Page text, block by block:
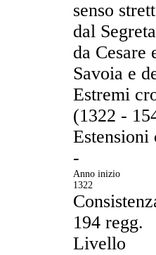
senso
dal
da
Savoia e
Estremi
(1322 -
Estensioni
-
Anno inizio
1322
194 regg.
Livello